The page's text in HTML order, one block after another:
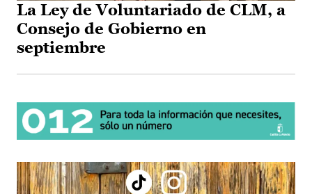
La Ley de Voluntariado de CLM, a
Consejo de Gobierno en
septiembre